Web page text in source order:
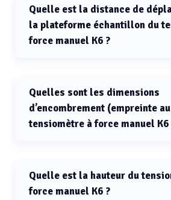
Quelle est la distance de
la plateforme échantillon du
force manuel K6 ?
mm.
Quelles sont les dimensions
d’encombrement (empreinte
tensiomètre à force manuel K6
Quelle est la hauteur du
force manuel K6 ?